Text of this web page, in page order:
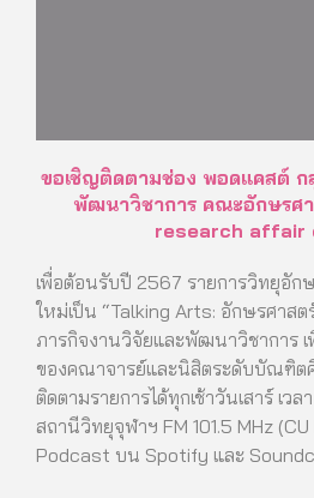
ขอเชิญติดตามช่อง พอดแคสต์ ก
พัฒนาวิชาการ คณะอักษรศ
research affair
เพื่อต้อนรับปี 2567 รายการวิทยุอัก
ใหม่เป็น “Talking Arts: อักษรศาส
ภารกิจงานวิจัยและพัฒนาวิชาการ เ
ของคณาจารย์และนิสิตระดับบัณฑิต
ติดตามรายการได้ทุกเช้าวันเสาร์ เ
สถานีวิทยุจุฬาฯ FM 101.5 MHz
Podcast บน Spotify และ